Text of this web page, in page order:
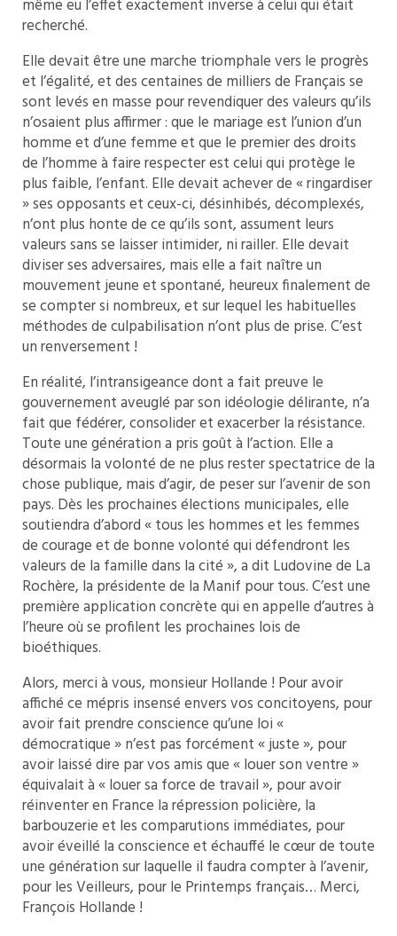
même eu l’effet exactement inverse à celui qui était
recherché.
Elle devait être une marche triomphale vers le progrès
et l’égalité, et des centaines de milliers de Français se
sont levés en masse pour revendiquer des valeurs qu’ils
n’osaient plus affirmer : que le mariage est l’union d’un
homme et d’une femme et que le premier des droits
de l’homme à faire respecter est celui qui protège le
plus faible, l’enfant. Elle devait achever de « ringardiser
» ses opposants et ceux-ci, désinhibés, décomplexés,
n’ont plus honte de ce qu’ils sont, assument leurs
valeurs sans se laisser intimider, ni railler. Elle devait
diviser ses adversaires, mais elle a fait naître un
mouvement jeune et spontané, heureux finalement de
se compter si nombreux, et sur lequel les habituelles
méthodes de culpabilisation n’ont plus de prise. C’est
un renversement !
En réalité, l’intransigeance dont a fait preuve le
gouvernement aveuglé par son idéologie délirante, n’a
fait que fédérer, consolider et exacerber la résistance.
Toute une génération a pris goût à l’action. Elle a
désormais la volonté de ne plus rester spectatrice de la
chose publique, mais d’agir, de peser sur l’avenir de son
pays. Dès les prochaines élections municipales, elle
soutiendra d’abord « tous les hommes et les femmes
de courage et de bonne volonté qui défendront les
valeurs de la famille dans la cité », a dit Ludovine de La
Rochère, la présidente de la Manif pour tous. C’est une
première application concrète qui en appelle d’autres à
l’heure où se profilent les prochaines lois de
bioéthiques.
Alors, merci à vous, monsieur Hollande ! Pour avoir
affiché ce mépris insensé envers vos concitoyens, pour
avoir fait prendre conscience qu’une loi «
démocratique » n’est pas forcément « juste », pour
avoir laissé dire par vos amis que « louer son ventre »
équivalait à « louer sa force de travail », pour avoir
réinventer en France la répression policière, la
barbouzerie et les comparutions immédiates, pour
avoir éveillé la conscience et échauffé le cœur de toute
une génération sur laquelle il faudra compter à l’avenir,
pour les Veilleurs, pour le Printemps français… Merci,
François Hollande !